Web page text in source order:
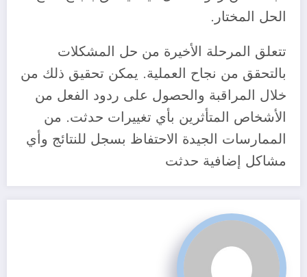
الحل المختار.
‎تتعلق المرحلة الأخيرة من حل المشكلات
بالتحقق من نجاح العملية. يمكن تحقيق ذلك من
خلال المراقبة والحصول على ردود الفعل من
الأشخاص المتأثرين بأي تغييرات حدثت. من
الممارسات الجيدة الاحتفاظ بسجل للنتائج وأي
مشاكل إضافية حدثت